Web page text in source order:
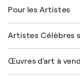
Offrir une carte
Rejoignez notre
Mon compte
+33 1 76 44 06 42
FAQ
Magazine Singulart
Emplois
Découvrez une
Pour les Artistes
Se connecter en
Artistes Célèbres
Marc Chagall
Œuvres d'art à